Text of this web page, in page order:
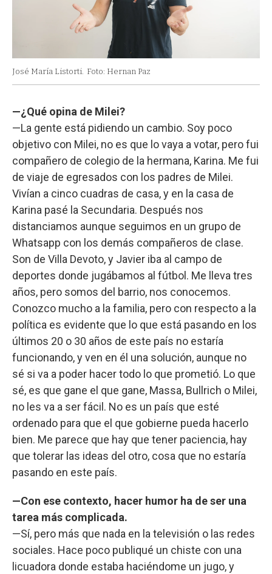
José María Listorti. Foto: Hernan Paz
—¿Qué opina de Milei?
—La gente está pidiendo un cambio. Soy poco
objetivo con Milei, no es que lo vaya a votar, pero fui
compañero de colegio de la hermana, Karina. Me fui
de viaje de egresados con los padres de Milei.
Vivían a cinco cuadras de casa, y en la casa de
Karina pasé la Secundaria. Después nos
distanciamos aunque seguimos en un grupo de
Whatsapp con los demás compañeros de clase.
Son de Villa Devoto, y Javier iba al campo de
deportes donde jugábamos al fútbol. Me lleva tres
años, pero somos del barrio, nos conocemos.
Conozco mucho a la familia, pero con respecto a la
política es evidente que lo que está pasando en los
últimos 20 o 30 años de este país no estaría
funcionando, y ven en él una solución, aunque no
sé si va a poder hacer todo lo que prometió. Lo que
sé, es que gane el que gane, Massa, Bullrich o Milei,
no les va a ser fácil. No es un país que esté
ordenado para que el que gobierne pueda hacerlo
bien. Me parece que hay que tener paciencia, hay
que tolerar las ideas del otro, cosa que no estaría
pasando en este país.
—Con ese contexto, hacer humor ha de ser una
tarea más complicada.
—Sí, pero más que nada en la televisión o las redes
sociales. Hace poco publiqué un chiste con una
licuadora donde estaba haciéndome un jugo, y